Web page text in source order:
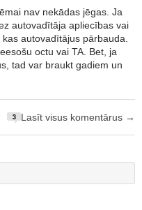
nav nekādas jēgas. Ja
autovadītāja apliecības vai
autovadītājus pārbauda.
octu vai TA. Bet, ja
tad var braukt gadiem un
3 Lasīt visus komentārus →